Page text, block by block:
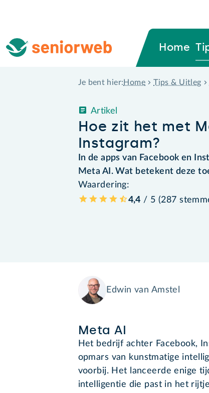
Home
Je bent hier: Home Tips & Uitleg
Hoe zit het met
Instagram?
Artikel
In de apps van Facebook en
Meta AI. Wat betekent deze
Waardering:
4,4 / 5 (287
Edwin van Amstel
Meta AI
Het bedrijf achter Facebook,
opmars van kunstmatige
voorbij. Het lanceerde enige
intelligentie die past in het